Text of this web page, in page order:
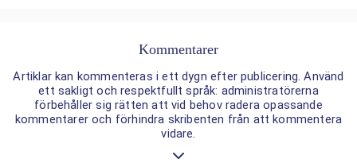
Kommentarer
Artiklar kan kommenteras i ett dygn efter publicering. Använd
ett sakligt och respektfullt språk: administratörerna
förbehåller sig rätten att vid behov radera opassande
kommentarer och förhindra skribenten från att kommentera
vidare.